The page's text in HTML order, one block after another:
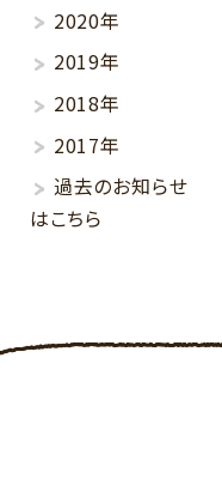
2020年
2019年
2018年
2017年
過去のお知らせ
はこちら